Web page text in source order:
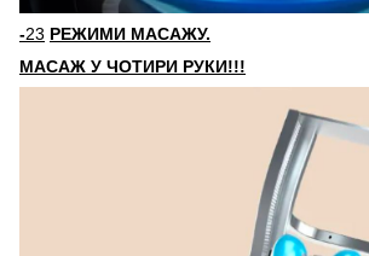
-23 РЕЖИМИ МАСАЖУ.
МАСАЖ У ЧОТИРИ РУКИ!!!